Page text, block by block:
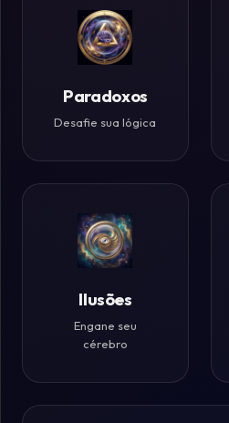
Paradoxos
Desafie sua lógica
Ilusões
Engane seu
cérebro